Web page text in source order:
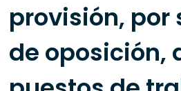
provisión, por
de oposición,